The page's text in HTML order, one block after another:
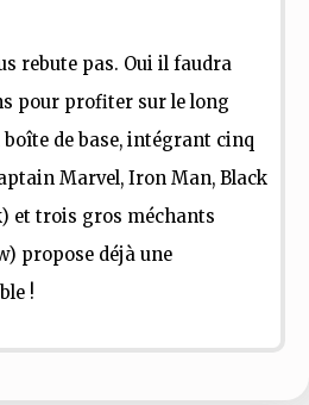
rebute pas. Oui il faudra
pour profiter sur le long
de base, intégrant cinq
Marvel, Iron Man, Black
et trois gros méchants
propose déjà une
!